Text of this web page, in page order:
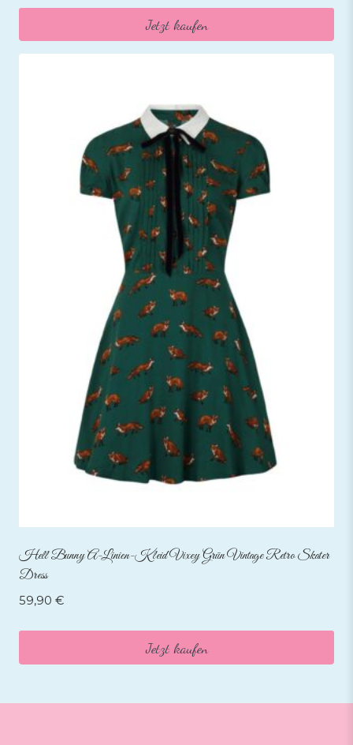
Jetzt kaufen
Hell Bunny A-Linien-Kleid Vixey Grün Vintage Retro Skater
Dress
59,90 €
Jetzt kaufen